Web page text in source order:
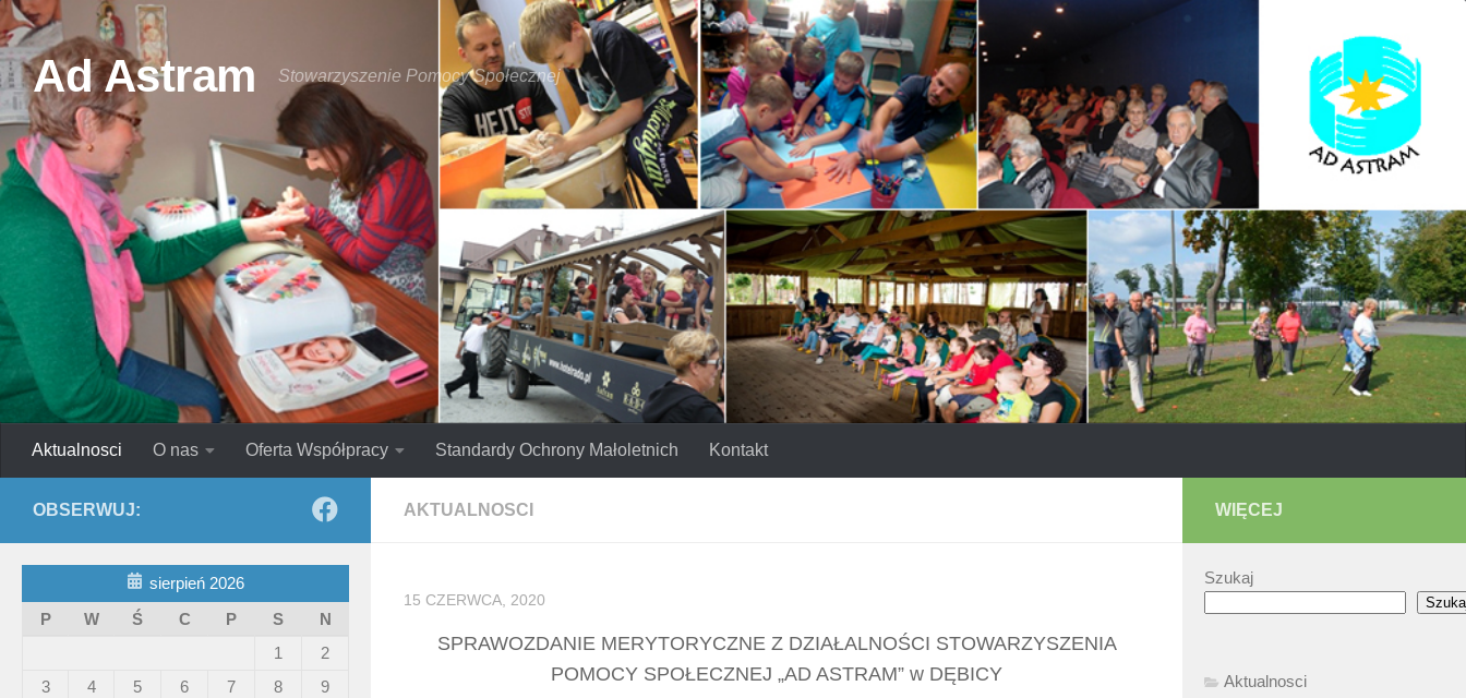
Skip to content
Ad Astram Stowarzyszenie Pomocy Społecznej
Aktualnosci O nas Oferta Współpracy Standardy Ochrony Małoletnich Kontakt
AKTUALNOSCI
15 CZERWCA, 2020
SPRAWOZDANIE MERYTORYCZNE Z DZIAŁALNOŚCI STOWARZYSZENIA
POMOCY SPOŁECZNEJ „AD ASTRAM” w DĘBICY
OBSERWUJ:
sierpień 2026
P
W Ś C P S
N
1
2
3
4 5 6 7 8
9
WIĘCEJ
Szukaj
Aktualnosci